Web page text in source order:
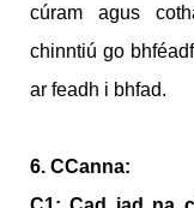
cúram agus
chinntiú go
ar feadh i bhfad.
6. CCanna: